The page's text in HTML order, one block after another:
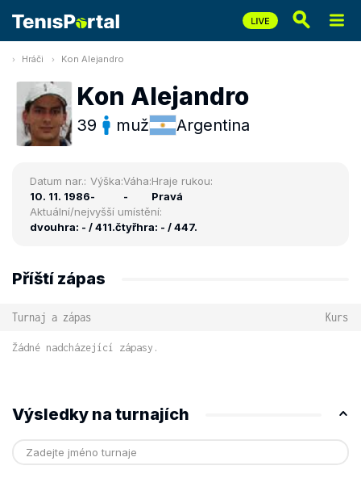
Hráči Kon Alejandro
Kon Alejandro
39 muž Argentina
Datum nar.:
10. 11. 1986
Výška:
-
Váha:
-
Hraje rukou:
Pravá
Aktuální/nejvyšší umístění:
dvouhra: - / 411.čtyřhra: - / 447.
Příští zápas
Turnaj a zápas Kurs
Žádné nadcházející zápasy.
Výsledky na turnajích